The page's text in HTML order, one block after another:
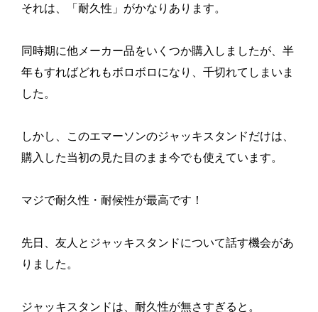
それは、「耐久性」がかなりあります。
同時期に他メーカー品をいくつか購入しましたが、半
年もすればどれもボロボロになり、千切れてしまいま
した。
しかし、このエマーソンのジャッキスタンドだけは、
購入した当初の見た目のまま今でも使えています。
マジで耐久性・耐候性が最高です！
先日、友人とジャッキスタンドについて話す機会があ
りました。
ジャッキスタンドは、耐久性が無さすぎると。